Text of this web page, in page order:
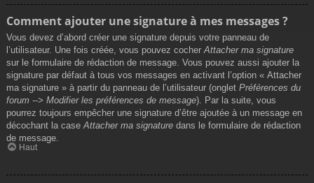
Comment ajouter une signature à mes messages ?
Vous devez d’abord créer une signature depuis votre panneau de
l’utilisateur. Une fois créée, vous pouvez cocher Attacher ma signature
sur le formulaire de rédaction de message. Vous pouvez aussi ajouter la
signature par défaut à tous vos messages en activant l’option « Attacher
ma signature » à partir du panneau de l’utilisateur (onglet Préférences du
forum --> Modifier les préférences de message). Par la suite, vous
pourrez toujours empêcher une signature d’être ajoutée à un message en
décochant la case Attacher ma signature dans le formulaire de rédaction
de message.
Haut